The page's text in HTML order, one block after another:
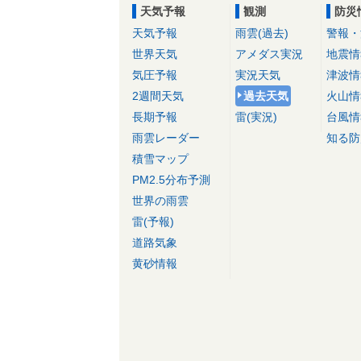
天気予報
天気予報
世界天気
気圧予報
2週間天気
長期予報
雨雲レーダー
積雪マップ
PM2.5分布予測
世界の雨雲
雷(予報)
道路気象
黄砂情報
観測
雨雲(過去)
アメダス実況
実況天気
過去天気
雷(実況)
防災
警報
地震
津波
火山
台風
知る